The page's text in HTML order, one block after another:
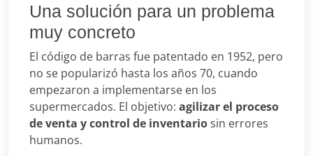
Una solución para un problema
muy concreto
El código de barras fue patentado en 1952, pero
no se popularizó hasta los años 70, cuando
empezaron a implementarse en los
supermercados. El objetivo: agilizar el proceso
de venta y control de inventariosin errores
humanos.